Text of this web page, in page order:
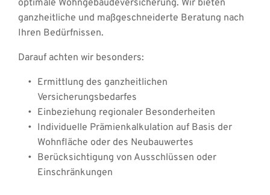
optimale Wohngebäudeversicherung. Wir bieten
ganzheitliche und maßgeschneiderte Beratung nach
Ihren Bedürfnissen.
Darauf achten wir besonders:
Ermittlung des ganzheitlichen
Versicherungsbedarfes
Einbeziehung regionaler Besonderheiten
Individuelle Prämienkalkulation auf Basis der
Wohnfläche oder des Neubauwertes
Berücksichtigung von Ausschlüssen oder
Einschränkungen